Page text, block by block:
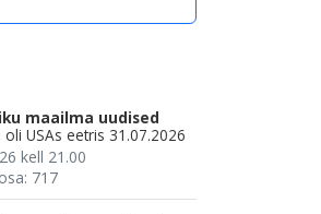
maailma uudised
oli USAs eetris 31.07.2026
kell 21.00
717